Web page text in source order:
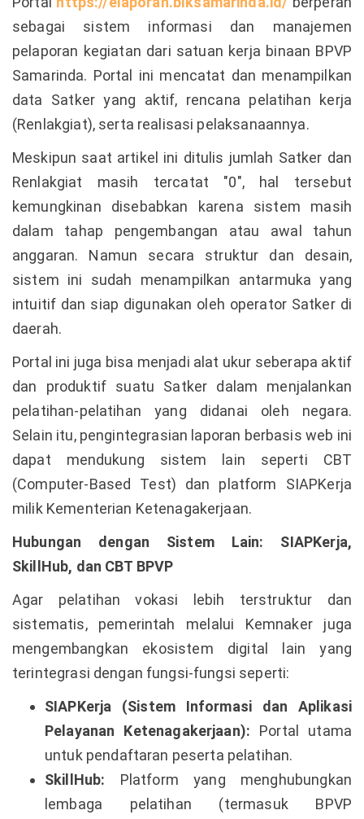
sebagai sistem informasi dan manajemen
pelaporan kegiatan dari satuan kerja binaan BPVP
Samarinda. Portal ini mencatat dan menampilkan
data Satker yang aktif, rencana pelatihan kerja
(Renlakgiat), serta realisasi pelaksanaannya.
Meskipun saat artikel ini ditulis jumlah Satker dan
Renlakgiat masih tercatat "0", hal tersebut
kemungkinan disebabkan karena sistem masih
dalam tahap pengembangan atau awal tahun
anggaran. Namun secara struktur dan desain,
sistem ini sudah menampilkan antarmuka yang
intuitif dan siap digunakan oleh operator Satker di
daerah.
Portal ini juga bisa menjadi alat ukur seberapa aktif
dan produktif suatu Satker dalam menjalankan
pelatihan-pelatihan yang didanai oleh negara.
Selain itu, pengintegrasian laporan berbasis web ini
dapat mendukung sistem lain seperti CBT
(Computer-Based Test) dan platform SIAPKerja
milik Kementerian Ketenagakerjaan.
Hubungan dengan Sistem Lain: SIAPKerja,
SkillHub, dan CBT BPVP
Agar pelatihan vokasi lebih terstruktur dan
sistematis, pemerintah melalui Kemnaker juga
mengembangkan ekosistem digital lain yang
terintegrasi dengan fungsi-fungsi seperti:
SIAPKerja (Sistem Informasi dan Aplikasi
Pelayanan Ketenagakerjaan): Portal utama
untuk pendaftaran peserta pelatihan.
SkillHub: Platform yang menghubungkan
lembaga pelatihan (termasuk BPVP